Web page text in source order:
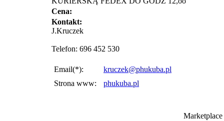
Cena:
Kontakt:
J.Kruczek
Telefon: 696 452 530
Email(*):
kruczek@phukuba.pl
Strona www:
phukuba.pl